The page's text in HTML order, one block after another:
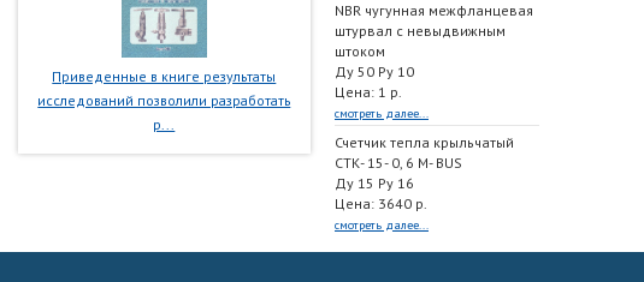
Приведенные в книге результаты
исследований позволили разработать
р...
NBR чугунная межфланцевая
штурвал с невыдвижным
штоком
Ду 50 Ру 10
Цена: 1 р.
смотреть далее...
Счетчик тепла крыльчатый
СТК- 15- 0, 6 M- BUS
Ду 15 Ру 16
Цена: 3640 р.
смотреть далее...